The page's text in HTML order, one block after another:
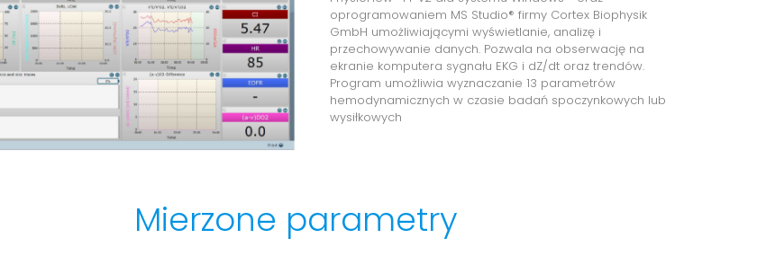
oprogramowaniem MS Studio® firmy Cortex Biophysik
GmbH umożliwiającymi wyświetlanie, analizę i
przechowywanie danych. Pozwala na obserwację na
ekranie komputera sygnału EKG i dZ/dt oraz trendów.
Program umożliwia wyznaczanie 13 parametrów
hemodynamicznych w czasie badań spoczynkowych lub
wysiłkowych
Mierzone parametry